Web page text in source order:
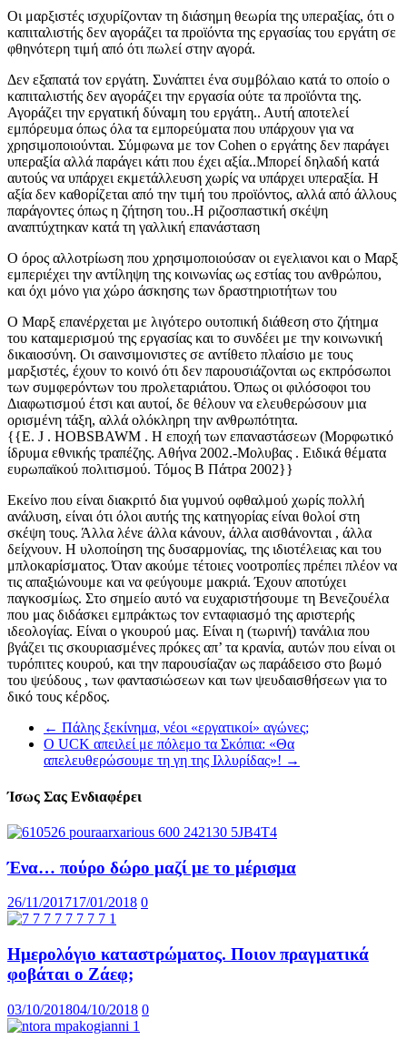
Οι μαρξιστές ισχυρίζονταν τη διάσημη θεωρία της υπεραξίας, ότι ο
καπιταλιστής δεν αγοράζει τα προϊόντα της εργασίας του εργάτη σε
φθηνότερη τιμή από ότι πωλεί στην αγορά.
Δεν εξαπατά τον εργάτη. Συνάπτει ένα συμβόλαιο κατά το οποίο ο
καπιταλιστής δεν αγοράζει την εργασία ούτε τα προϊόντα της.
Αγοράζει την εργατική δύναμη του εργάτη.. Αυτή αποτελεί
εμπόρευμα όπως όλα τα εμπορεύματα που υπάρχουν για να
χρησιμοποιούνται. Σύμφωνα με τον Cohen ο εργάτης δεν παράγει
υπεραξία αλλά παράγει κάτι που έχει αξία..Μπορεί δηλαδή κατά
αυτούς να υπάρχει εκμετάλλευση χωρίς να υπάρχει υπεραξία. Η
αξία δεν καθορίζεται από την τιμή του προϊόντος, αλλά από άλλους
παράγοντες όπως η ζήτηση του..Η ριζοσπαστική σκέψη
αναπτύχτηκαν κατά τη γαλλική επανάσταση
Ο όρος αλλοτρίωση που χρησιμοποιούσαν οι εγελιανοι και ο Μαρξ
εμπεριέχει την αντίληψη της κοινωνίας ως εστίας του ανθρώπου,
και όχι μόνο για χώρο άσκησης των δραστηριοτήτων του
Ο Μαρξ επανέρχεται με λιγότερο ουτοπική διάθεση στο ζήτημα
του καταμερισμού της εργασίας και το συνδέει με την κοινωνική
δικαιοσύνη. Οι σαινσιμονιστες σε αντίθετο πλαίσιο με τους
μαρξιστές, έχουν το κοινό ότι δεν παρουσιάζονται ως εκπρόσωποι
των συμφερόντων του προλεταριάτου. Όπως οι φιλόσοφοι του
Διαφωτισμού έτσι και αυτοί, δε θέλουν να ελευθερώσουν μια
ορισμένη τάξη, αλλά ολόκληρη την ανθρωπότητα.
{{E. J . HOBSBAWM . Η εποχή των επαναστάσεων (Μορφωτικό
ίδρυμα εθνικής τραπέζης. Αθήνα 2002.-Μολυβας . Ειδικά θέματα
ευρωπαϊκού πολιτισμού. Τόμος Β Πάτρα 2002}}
Εκείνο που είναι διακριτό δια γυμνού οφθαλμού χωρίς πολλή
ανάλυση, είναι ότι όλοι αυτής της κατηγορίας είναι θολοί στη
σκέψη τους. Άλλα λένε άλλα κάνουν, άλλα αισθάνονται , άλλα
δείχνουν. Η υλοποίηση της δυσαρμονίας, της ιδιοτέλειας και του
μπλοκαρίσματος. Όταν ακούμε τέτοιες νοοτροπίες πρέπει πλέον να
τις απαξιώνουμε και να φεύγουμε μακριά. Έχουν αποτύχει
παγκοσμίως. Στο σημείο αυτό να ευχαριστήσουμε τη Βενεζουέλα
που μας διδάσκει εμπράκτως τον ενταφιασμό της αριστερής
ιδεολογίας. Είναι ο γκουρού μας. Είναι η (τωρινή) τανάλια που
βγάζει τις σκουριασμένες πρόκες απ’ τα κρανία, αυτών που είναι οι
τυρόπιτες κουρού, και την παρουσίαζαν ως παράδεισο στο βωμό
του ψεύδους , των φαντασιώσεων και των ψευδαισθήσεων για το
δικό τους κέρδος.
← Πάλης ξεκίνημα, νέοι «εργατικοί» αγώνες;
O UCK απειλεί με πόλεμο τα Σκόπια: «Θα
απελευθερώσουμε τη γη της Ιλλυρίδας»! →
Ίσως Σας Ενδιαφέρει
Ένα… πούρο δώρο μαζί με το μέρισμα
26/11/201717/01/2018 0
Ημερολόγιο καταστρώματος. Ποιον πραγματικά
φοβάται ο Ζάεφ;
03/10/201804/10/2018 0